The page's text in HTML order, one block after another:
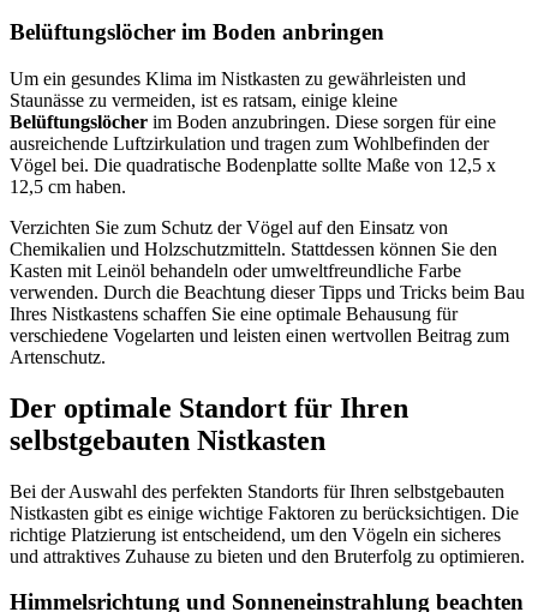
Belüftungslöcher im Boden anbringen
Um ein gesundes Klima im Nistkasten zu gewährleisten und
Staunässe zu vermeiden, ist es ratsam, einige kleine
Belüftungslöcher im Boden anzubringen. Diese sorgen für eine
ausreichende Luftzirkulation und tragen zum Wohlbefinden der
Vögel bei. Die quadratische Bodenplatte sollte Maße von 12,5 x
12,5 cm haben.
Verzichten Sie zum Schutz der Vögel auf den Einsatz von
Chemikalien und Holzschutzmitteln. Stattdessen können Sie den
Kasten mit Leinöl behandeln oder umweltfreundliche Farbe
verwenden. Durch die Beachtung dieser Tipps und Tricks beim Bau
Ihres Nistkastens schaffen Sie eine optimale Behausung für
verschiedene Vogelarten und leisten einen wertvollen Beitrag zum
Artenschutz.
Der optimale Standort für Ihren
selbstgebauten Nistkasten
Bei der Auswahl des perfekten Standorts für Ihren selbstgebauten
Nistkasten gibt es einige wichtige Faktoren zu berücksichtigen. Die
richtige Platzierung ist entscheidend, um den Vögeln ein sicheres
und attraktives Zuhause zu bieten und den Bruterfolg zu optimieren.
Himmelsrichtung und Sonneneinstrahlung beachten